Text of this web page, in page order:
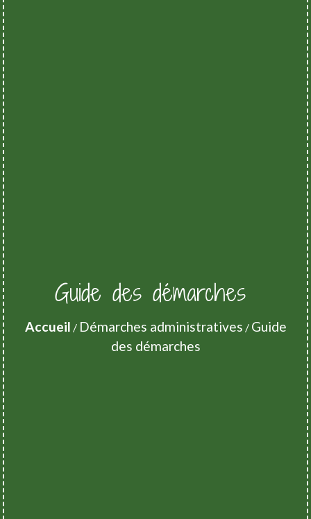
Guide des démarches
Accueil / Démarches administratives / Guide
des démarches